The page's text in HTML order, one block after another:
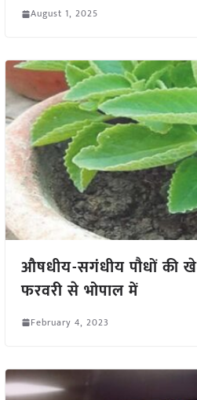
August 1, 2025
औषधीय-सगंधीय पौधों की
फरवरी से भोपाल में
February 4, 2023